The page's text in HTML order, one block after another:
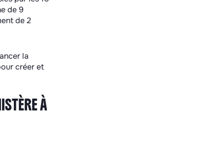
de 9
de 2
la
créer et
À